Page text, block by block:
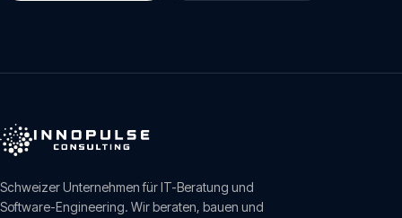
Schweizer Unternehmen für IT-Beratung und
Software-Engineering. Wir beraten, bauen und